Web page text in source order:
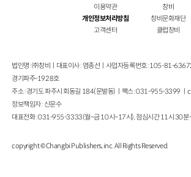
이용약관
개인정보처리방침
고객센터
창비
창비문화재단
클럽창비
법인명 : ㈜창비ㅣ대표이사 : 염종선ㅣ사업자등록번호 : 105-81-
경기파주-1928호
주소 : 경기도 파주시 회동길 184(문발동)ㅣ팩스 : 031-955-3399 ㅣ
정보책임자 : 신문수
대표전화 : 031-955-3333(월~금 10시~17시), 점심시간 11시 30분
copyright © Changbi Publishers, inc. All Rights Reserved.